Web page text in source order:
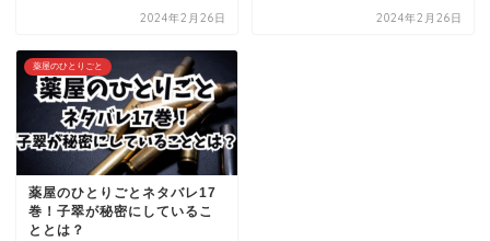
2024年2月26日 2024年2月26日
薬屋のひとりごと
薬屋のひとりごとネタバレ17
巻！子翠が秘密にしているこ
ととは？